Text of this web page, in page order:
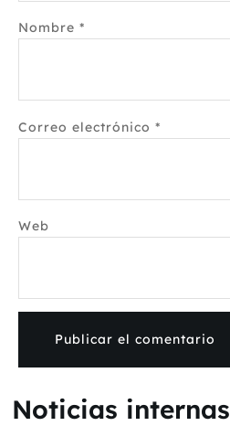
Nombre *
Correo electrónico *
Web
Noticias internas